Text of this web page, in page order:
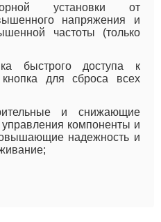
установки от
напряжения и
частоты (только
быстрого доступа к
для сброса всех
и снижающие
управления компоненты и
надежность и